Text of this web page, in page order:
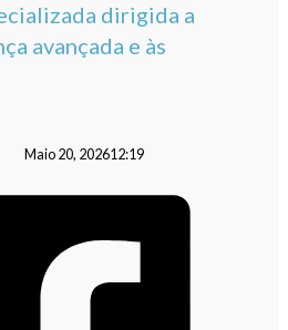
dirigida a
avançada e às
Maio 20, 202612:19